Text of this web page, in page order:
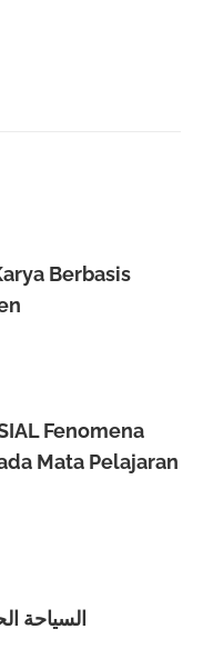
Berbasis
Fenomena
Mata Pelajaran
السياحة